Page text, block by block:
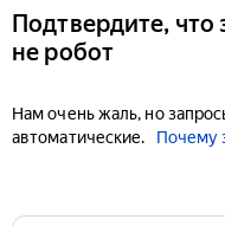
Подтвердите, что
не робот
Нам очень жаль, но
автоматические.
Почему